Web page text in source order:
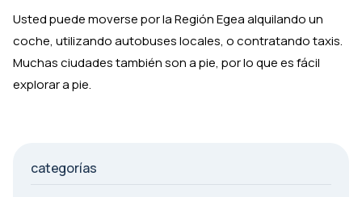
Usted puede moverse por la Región Egea alquilando un
coche, utilizando autobuses locales, o contratando taxis.
Muchas ciudades también son a pie, por lo que es fácil
explorar a pie.
categorías